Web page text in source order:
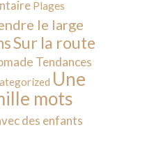
Plages
le large
Sur la route
Tendances
Une
mots
des enfants